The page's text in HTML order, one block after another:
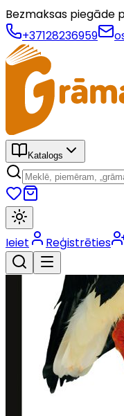
Bezmaksas piegāde
+37128236959
Katalogs
Ieiet Reģistrēties